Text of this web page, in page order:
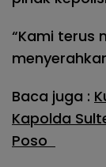
“Kami terus
Baca juga :
Kapolda
Poso